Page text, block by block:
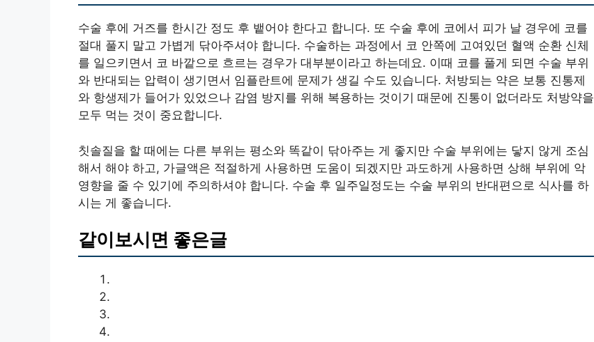
수술 후에 거즈를 한시간 정도 후 뱉어야 한다고 합니다. 또 수술 후에 코에서 피가 날 경우에 코를
절대 풀지 말고 가볍게 닦아주셔야 합니다. 수술하는 과정에서 코 안쪽에 고여있던 혈액 순환 신체
를 일으키면서 코 바깥으로 흐르는 경우가 대부분이라고 하는데요. 이때 코를 풀게 되면 수술 부위
와 반대되는 압력이 생기면서 임플란트에 문제가 생길 수도 있습니다. 처방되는 약은 보통 진통제
와 항생제가 들어가 있었으나 감염 방지를 위해 복용하는 것이기 때문에 진통이 없더라도 처방약을
모두 먹는 것이 중요합니다.
칫솔질을 할 때에는 다른 부위는 평소와 똑같이 닦아주는 게 좋지만 수술 부위에는 닿지 않게 조심
해서 해야 하고, 가글액은 적절하게 사용하면 도움이 되겠지만 과도하게 사용하면 상해 부위에 악
영향을 줄 수 있기에 주의하셔야 합니다. 수술 후 일주일정도는 수술 부위의 반대편으로 식사를 하
시는 게 좋습니다.
같이보시면 좋은글